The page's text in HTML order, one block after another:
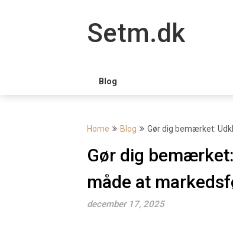
Setm.dk
Blog
Home Blog Gør dig bemærket:
Gør dig
måde at
december 17, 2025